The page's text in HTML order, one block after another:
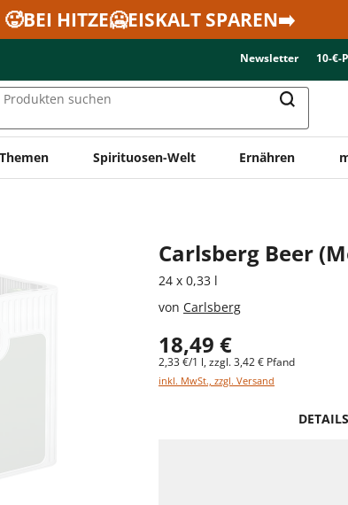
🥵BEI HITZE🥶EISKALT SPAREN➡️
Newsletter 10-€-
Produkten suchen
Themen Spirituosen-Welt Ernähren
Carlsberg Beer
24 x 0,33 l
von Carlsberg
18,49 €
2,33 €/1 l, zzgl. 3,42 € Pfand
inkl. MwSt., zzgl. Versand